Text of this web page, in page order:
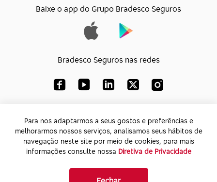
Baixe o app do Grupo Bradesco Seguros
Bradesco Seguros nas redes
Bradesco Capitalização S/A
CNPJ:33.010.851/0001-74
Endereço:Av. Paulista, 1450 – Bela Vista - SP -
CEP: 01310-917
Para nos adaptarmos a seus gostos e preferências e
melhorarmos nossos serviços, analisamos seus hábitos de
navegação neste site por meio de cookies, para mais
informações consulte nossa Diretiva de Privacidade